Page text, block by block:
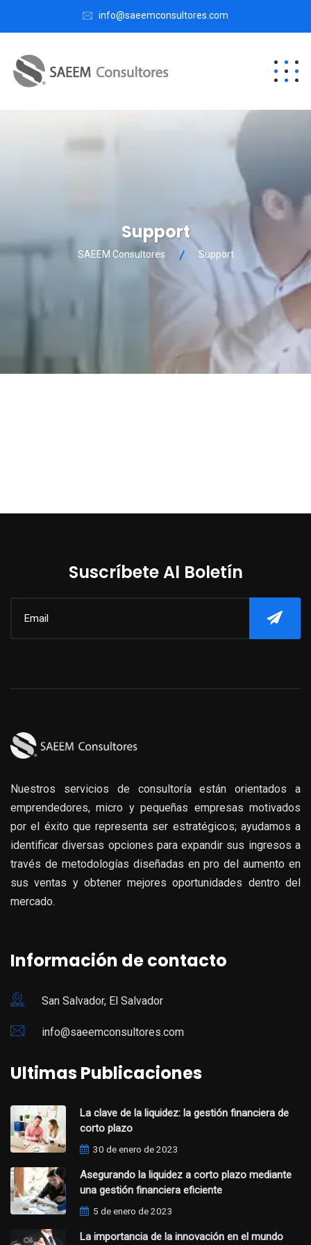
info@saeemconsultores.com
Support
SAEEM Consultores Support
Suscríbete Al Boletín
Nuestros servicios de consultoría están orientados a
emprendedores, micro y pequeñas empresas motivados
por el éxito que representa ser estratégicos; ayudamos a
identificar diversas opciones para expandir sus ingresos a
través de metodologías diseñadas en pro del aumento en
sus ventas y obtener mejores oportunidades dentro del
mercado.
Información de contacto
San Salvador, El Salvador
info@saeemconsultores.com
Ultimas Publicaciones
La clave de la liquidez: la gestión financiera de
corto plazo
30 de enero de 2023
Asegurando la liquidez a corto plazo mediante
una gestión financiera eficiente
5 de enero de 2023
La importancia de la innovación en el mundo